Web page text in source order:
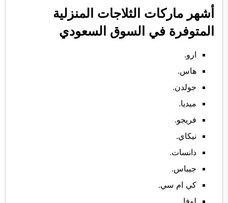
أشهر ماركات الثلاجات المنزلية
المتوفرة في السوق السعودي
ارو.
هاس.
جولدن.
ميديا.
فريجو.
نيكاي.
دانسات.
جيباس.
كي ام سي.